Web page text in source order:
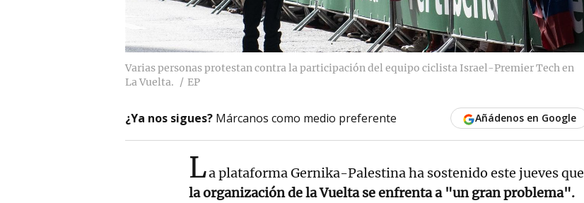
Varias personas protestan contra la participación del equipo ciclista Israel-Premier Tech en
La Vuelta.
EP
¿Ya nos sigues? Márcanos como medio preferente Añádenos en Google
La plataforma Gernika-Palestina ha sostenido este jueves que
la organización de la Vuelta se enfrenta a "un gran problema".